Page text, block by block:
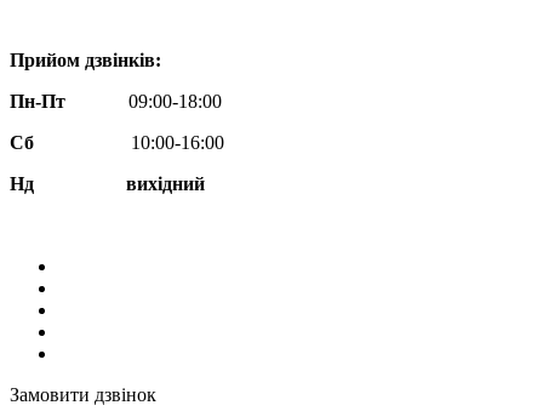
Прийом дзвінків:
Пн-Пт
09:00-18:00
Сб
10:00-16:00
Нд вихідний
Замовити дзвінок